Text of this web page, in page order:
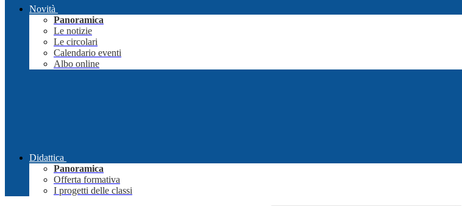
Novità
Panoramica
Le notizie
Le circolari
Calendario eventi
Albo online
Didattica
Panoramica
Offerta formativa
I progetti delle classi